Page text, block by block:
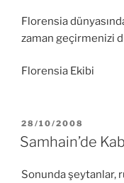
Florensia
zaman geçirmenizi
Florensia Ekibi
YAYIM
TARIHI
28/10/2008
Samhain’de
Sonunda şeytanlar,